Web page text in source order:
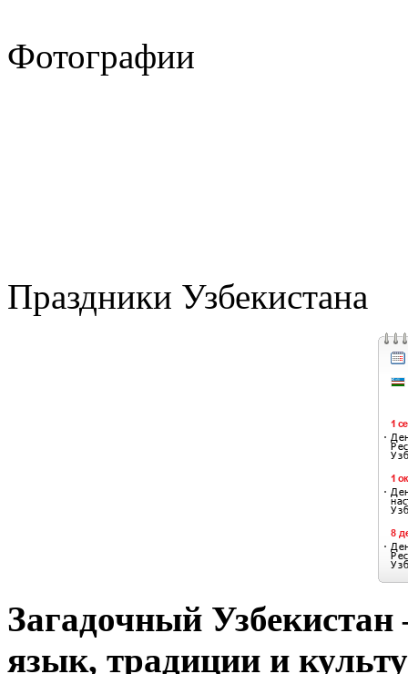
Фотографии
Праздники Узбекистана
Загадочный
язык, традиции и